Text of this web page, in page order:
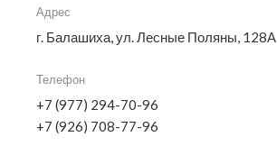
Адрес
г. Балашиха, ул. Лесные Поляны, 128А
Телефон
+7 (977) 294-70-96
+7 (926) 708-77-96